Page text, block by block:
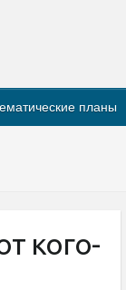
планы
кого-